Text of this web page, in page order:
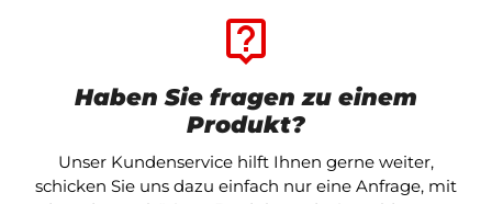
live_help
Haben Sie fragen zu einem
Produkt?
Unser Kundenservice hilft Ihnen gerne weiter,
schicken Sie uns dazu einfach nur eine Anfrage, mit